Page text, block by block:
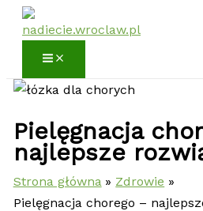
Przejdź
Pielęgnacja
najlepsze
Strona główna
Zdrowie
Pielęgnacja chorego –